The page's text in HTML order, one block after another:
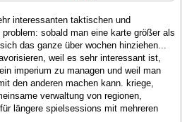
interessanten taktischen und
sobald man eine karte größer als
das ganze über wochen hinziehen...
weil es sehr interessant ist,
imperium zu managen und weil man
den anderen machen kann. kriege,
verwaltung von regionen,
längere spielsessions mit mehreren